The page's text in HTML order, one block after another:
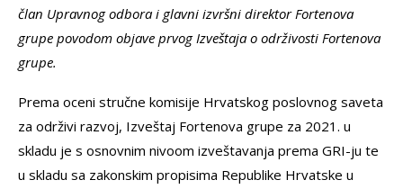
član Upravnog odbora i glavni izvršni direktor Fortenova
grupe povodom objave prvog Izveštaja o održivosti Fortenova
grupe.
Prema oceni stručne komisije Hrvatskog poslovnog saveta
za održivi razvoj, Izveštaj Fortenova grupe za 2021. u
skladu je s osnovnim nivoom izveštavanja prema GRI-ju te
u skladu sa zakonskim propisima Republike Hrvatske u